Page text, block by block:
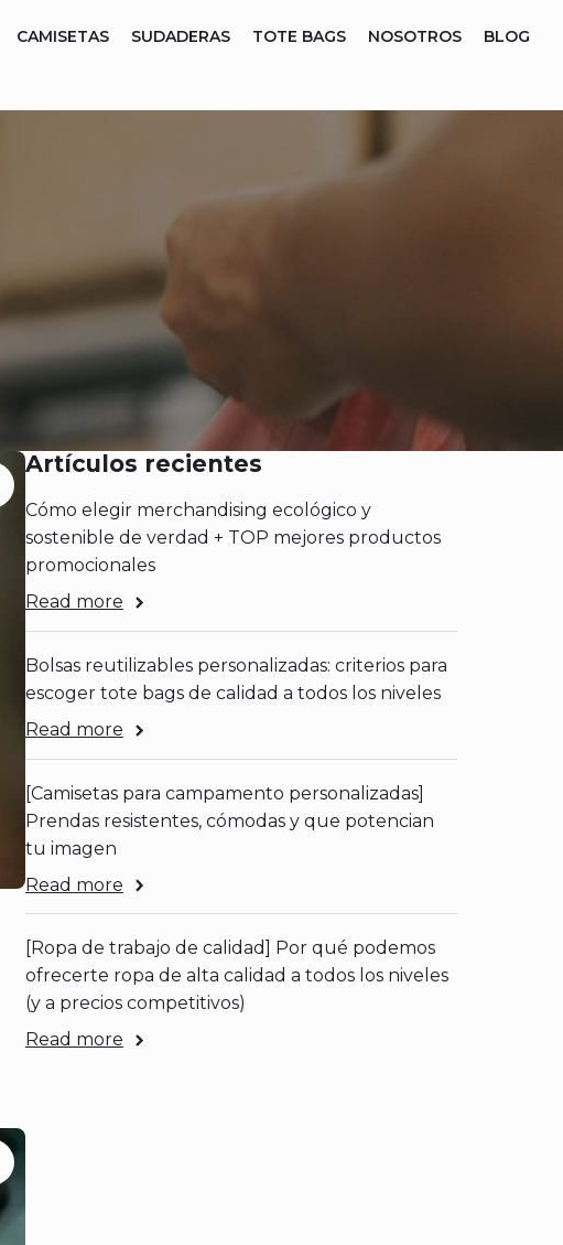
CAMISETAS SUDADERAS TOTE BAGS NOSOTROS BLOG
Artículos recientes
Cómo elegir merchandising ecológico y
sostenible de verdad + TOP mejores productos
promocionales
Read more
Bolsas reutilizables personalizadas: criterios para
escoger tote bags de calidad a todos los niveles
Read more
[Camisetas para campamento personalizadas]
Prendas resistentes, cómodas y que potencian
tu imagen
Read more
[Ropa de trabajo de calidad] Por qué podemos
ofrecerte ropa de alta calidad a todos los niveles
(y a precios competitivos)
Read more